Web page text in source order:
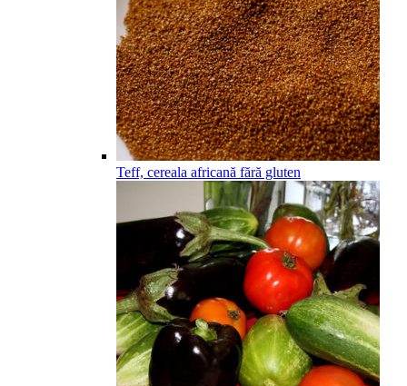
Teff, cereala africană fără gluten